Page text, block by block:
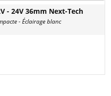
- 24V 36mm Next-Tech
- Éclairage blanc